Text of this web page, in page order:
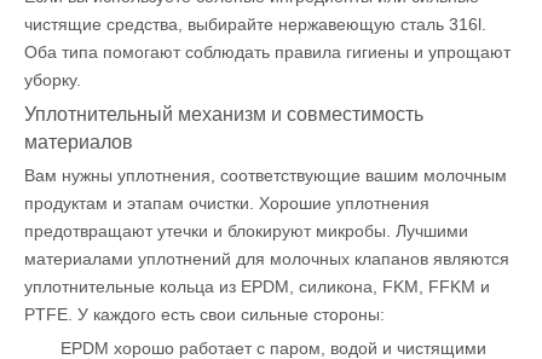
чистящие средства, выбирайте нержавеющую сталь 316l.
Оба типа помогают соблюдать правила гигиены и упрощают
уборку.
Уплотнительный механизм и совместимость
материалов
Вам нужны уплотнения, соответствующие вашим молочным
продуктам и этапам очистки. Хорошие уплотнения
предотвращают утечки и блокируют микробы. Лучшими
материалами уплотнений для молочных клапанов являются
уплотнительные кольца из EPDM, силикона, FKM, FFKM и
PTFE. У каждого есть свои сильные стороны:
EPDM хорошо работает с паром, водой и чистящими